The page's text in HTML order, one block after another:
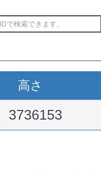
高さ
3736153